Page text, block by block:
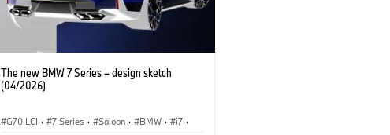
The new BMW 7 Series – design sketch
(04/2026)
G70 LCI · 7 Series · Saloon · BMW · i7 ·